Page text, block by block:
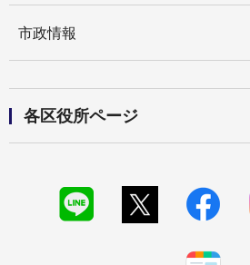
市政情報
各区役所ページ